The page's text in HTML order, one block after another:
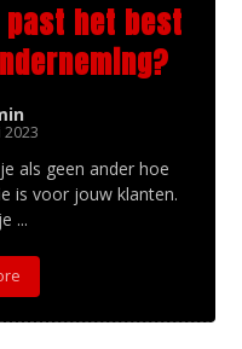
het best
2023
als geen ander hoe
is voor jouw klanten.
...